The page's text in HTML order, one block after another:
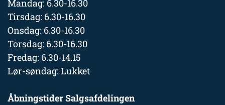
Mandag: 6.30-16.30
Tirsdag: 6.30-16.30
Onsdag: 6.30-16.30
Torsdag: 6.30-16.30
Fredag: 6.30-14.15
Lør-søndag: Lukket
Åbningstider Salgsafdelingen